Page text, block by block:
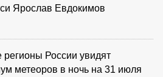
Ярослав Евдокимов
России увидят
метеоров в ночь на 31 июля